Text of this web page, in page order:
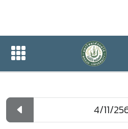
ปฏิทินกิจกรรมขอ
ปฏิทินกิจกรรมของหน่วยงาน